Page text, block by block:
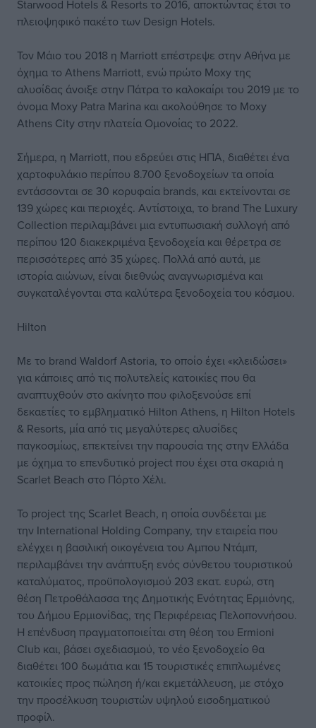
Starwood Hotels & Resorts το 2016, αποκτώντας έτσι το
πλειοψηφικό πακέτο των Design Hotels.
Τον Μάιο του 2018 η Marriott επέστρεψε στην Αθήνα με
όχημα το Athens Marriott, ενώ πρώτο Moxy της
αλυσίδας άνοιξε στην Πάτρα το καλοκαίρι του 2019 με το
όνομα Moxy Patra Marina και ακολούθησε το Moxy
Athens City στην πλατεία Ομονοίας το 2022.
Σήμερα, η Marriott, που εδρεύει στις ΗΠΑ, διαθέτει ένα
χαρτοφυλάκιο περίπου 8.700 ξενοδοχείων τα οποία
εντάσσονται σε 30 κορυφαία brands, και εκτείνονται σε
139 χώρες και περιοχές. Αντίστοιχα, το brand The Luxury
Collection περιλαμβάνει μια εντυπωσιακή συλλογή από
περίπου 120 διακεκριμένα ξενοδοχεία και θέρετρα σε
περισσότερες από 35 χώρες. Πολλά από αυτά, με
ιστορία αιώνων, είναι διεθνώς αναγνωρισμένα και
συγκαταλέγονται στα καλύτερα ξενοδοχεία του κόσμου.
Hilton
Με το brand Waldorf Astoria, το οποίο έχει «κλειδώσει»
για κάποιες από τις πολυτελείς κατοικίες που θα
αναπτυχθούν στο ακίνητο που φιλοξενούσε επί
δεκαετίες το εμβληματικό Hilton Athens, η Hilton Hotels
& Resorts, μία από τις μεγαλύτερες αλυσίδες
παγκοσμίως, επεκτείνει την παρουσία της στην Ελλάδα
με όχημα το επενδυτικό project που έχει στα σκαριά η
Scarlet Beach στο Πόρτο Χέλι.
Το project της Scarlet Beach, η οποία συνδέεται με
την International Holding Company, την εταιρεία που
ελέγχει η βασιλική οικογένεια του Αμπου Ντάμπ,
περιλαμβάνει την ανάπτυξη ενός σύνθετου τουριστικού
καταλύματος, προϋπολογισμού 203 εκατ. ευρώ, στη
θέση Πετροθάλασσα της Δημοτικής Ενότητας Ερμιόνης,
του Δήμου Ερμιονίδας, της Περιφέρειας Πελοποννήσου.
Η επένδυση πραγματοποιείται στη θέση του Ermioni
Club και, βάσει σχεδιασμού, το νέο ξενοδοχείο θα
διαθέτει 100 δωμάτια και 15 τουριστικές επιπλωμένες
κατοικίες προς πώληση ή/και εκμετάλλευση, με στόχο
την προσέλκυση τουριστών υψηλού εισοδηματικού
προφίλ.